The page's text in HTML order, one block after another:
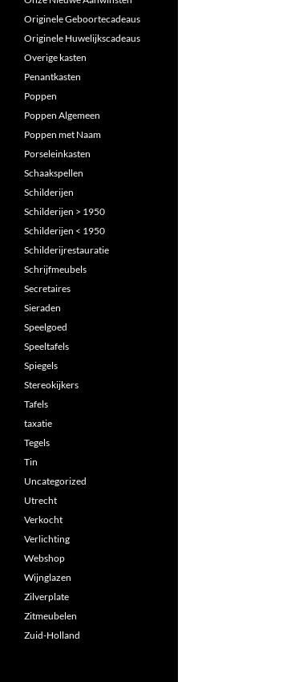
Originele Geboortecadeaus
Originele Huwelijkscadeaus
Overige kasten
Penantkasten
Poppen
Poppen Algemeen
Poppen met Naam
Porseleinkasten
Schaakspellen
Schilderijen
Schilderijen > 1950
Schilderijen < 1950
Schilderijrestauratie
Schrijfmeubels
Secretaires
Sieraden
Speelgoed
Speeltafels
Spiegels
Stereokijkers
Tafels
taxatie
Tegels
Tin
Uncategorized
Utrecht
Verkocht
Verlichting
Webshop
Wijnglazen
Zilverplate
Zitmeubelen
Zuid-Holland